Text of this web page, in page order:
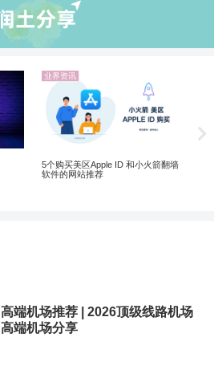
业界资讯
5个购买美区Apple ID 和小火箭翻墙
软件的网站推荐
高端机场推荐 | 2026顶级线路机场
高端机场分享